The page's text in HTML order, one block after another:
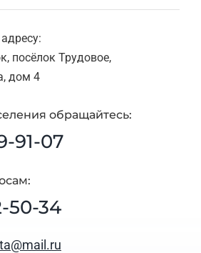
посёлок Трудовое,
дом 4
обращайтесь:
91-07
50-34